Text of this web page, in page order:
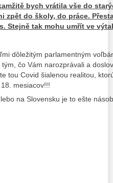
bych vrátila vše do
zpět do školy, do práce.
Stejně tak mohu umřít ve
dôležitým parlamentným
čo Vám narozprávali a
tou Covid šialenou realitou,
mesiacov!!!
na Slovensku je to ešte